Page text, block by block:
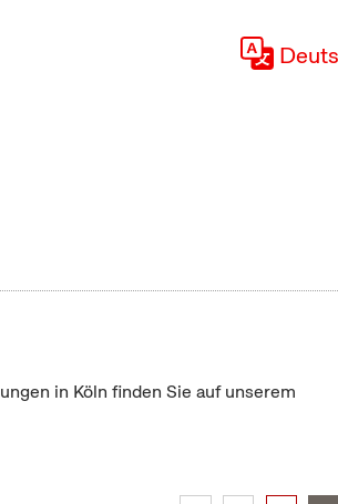
in Köln finden Sie auf unserem